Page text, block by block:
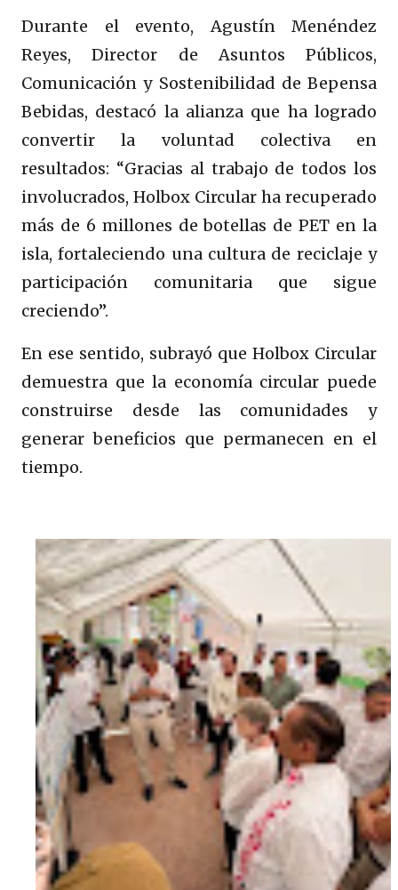
Durante el evento, Agustín Menéndez
Reyes, Director de Asuntos Públicos,
Comunicación y Sostenibilidad de Bepensa
Bebidas, destacó la alianza que ha logrado
convertir la voluntad colectiva en
resultados: “Gracias al trabajo de todos los
involucrados, Holbox Circular ha recuperado
más de 6 millones de botellas de PET en la
isla, fortaleciendo una cultura de reciclaje y
participación comunitaria que sigue
creciendo”.
En ese sentido, subrayó que Holbox Circular
demuestra que la economía circular puede
construirse desde las comunidades y
generar beneficios que permanecen en el
tiempo.